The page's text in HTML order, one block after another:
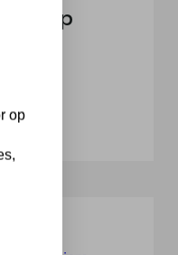
Wit
op